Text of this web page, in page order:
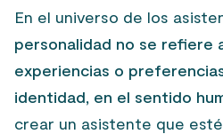
En el universo de los
personalidad no se refiere
experiencias o
identidad, en el sentido
crear un asistente que